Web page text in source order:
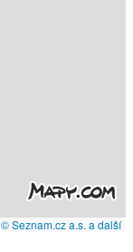
© Seznam.cz a.s. a další